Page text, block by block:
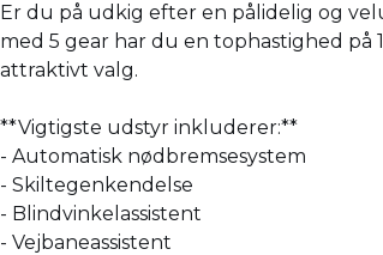
Er du på udkig efter en pålidelig og
med 5 gear har du en tophastighed på
attraktivt valg.
**Vigtigste udstyr inkluderer:**
- Automatisk nødbremsesystem
- Skiltegenkendelse
- Blindvinkelassistent
- Vejbaneassistent